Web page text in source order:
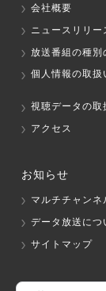
会社概要
ニュースリリー
放送番組の種別
個人情報の取扱
視聴データの取
アクセス
お知らせ
マルチチャンネ
データ放送につ
サイトマップ